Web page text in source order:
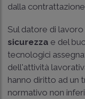
dalla
Sul datore di
sicurezza e del
tecnologici
dell'attività
hanno diritto ad un
normativo non